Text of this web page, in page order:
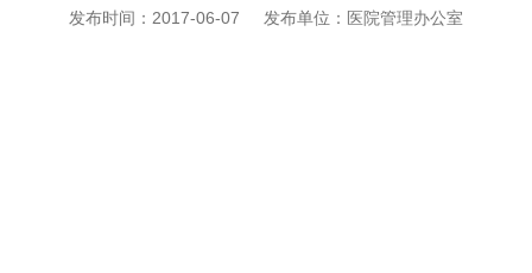
发布时间： 2017-06-07 发布单位： 医院管理办公室